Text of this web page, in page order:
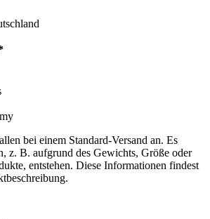
bei einem Standard-Versand an. Es
z. B. aufgrund des Gewichts, Größe oder
entstehen. Diese Informationen findest